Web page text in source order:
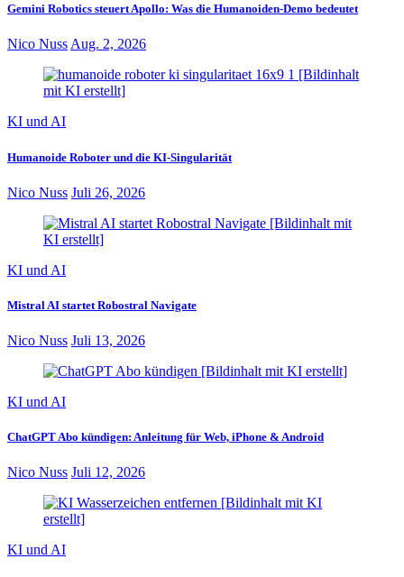
Gemini Robotics steuert Apollo: Was die Humanoiden-Demo bedeutet
Nico NussAug. 2, 2026
KI und AI
Humanoide Roboter und die KI-Singularität
Nico Nuss Juli 26, 2026
KI und AI
Mistral AI startet Robostral Navigate
Nico Nuss Juli 13, 2026
KI und AI
ChatGPT Abo kündigen: Anleitung für Web, iPhone & Android
Nico Nuss Juli 12, 2026
KI und AI